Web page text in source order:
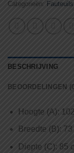
Categorieën: Fauteuils
BESCHRIJVING
BEOORDELINGEN
Hoogte (A):
Breedte (B): 73
Diepte (C): 85